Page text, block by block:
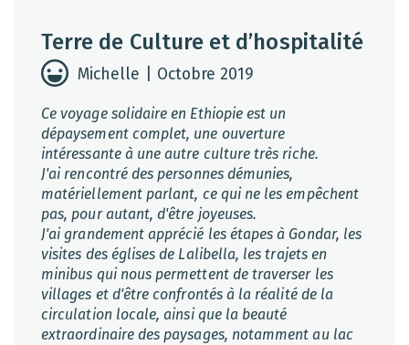
Terre de Culture et d’hospitalité
Michelle | Octobre 2019
Ce voyage solidaire en Ethiopie est un
dépaysement complet, une ouverture
intéressante à une autre culture très riche.
J'ai rencontré des personnes démunies,
matériellement parlant, ce qui ne les empêchent
pas, pour autant, d'être joyeuses.
J'ai grandement apprécié les étapes à Gondar, les
visites des églises de Lalibella, les trajets en
minibus qui nous permettent de traverser les
villages et d'être confrontés à la réalité de la
circulation locale, ainsi que la beauté
extraordinaire des paysages, notamment au lac